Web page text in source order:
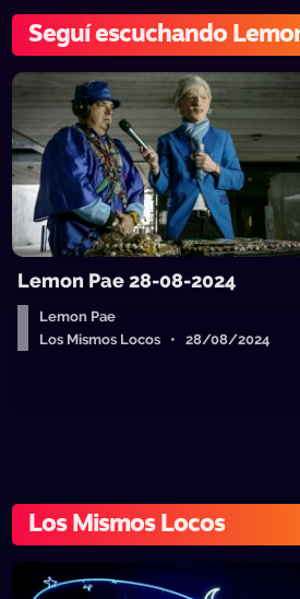
Seguí escuchando
Lemon Pae 28-08-2024
Lemon Pae
Los Mismos Locos • 28/08/2024
Los Mismos Locos